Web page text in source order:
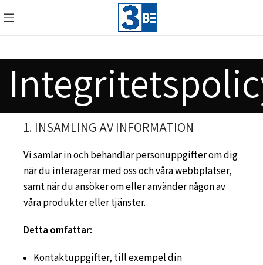
1. INSAMLING AV INFORMATION
Vi samlar in och behandlar personuppgifter om dig
när du interagerar med oss och våra webbplatser,
samt när du ansöker om eller använder någon av
våra produkter eller tjänster.
Detta omfattar:
Kontaktuppgifter, till exempel din